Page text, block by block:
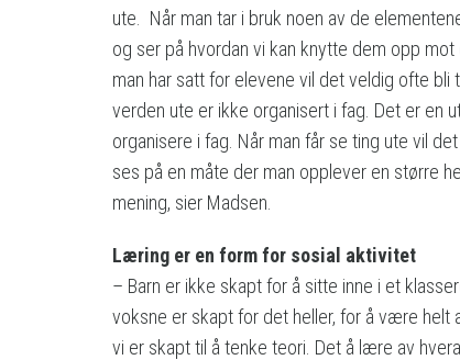
ute. Når man tar i bruk noen av de
og ser på hvordan vi kan knytte dem opp
man har satt for elevene vil det veldig ofte bli
verden ute er ikke organisert i fag. Det er en
organisere i fag. Når man får se ting ute vil
ses på en måte der man opplever en større
mening, sier Madsen.
Læring er en form for sosial aktivitet
– Barn er ikke skapt for å sitte inne i et
voksne er skapt for det heller, for å være helt
vi er skapt til å tenke teori. Det å lære av